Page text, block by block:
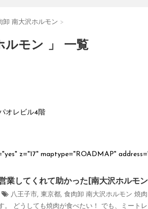
卸 南大沢ホルモン >
ルモン 」 一覧
オレビル4階
z="17" maptype="ROADMAP"
業してくれて助かった[南大沢ホルモン
八王子市 , 東京都, 食肉卸 南大沢ホルモン 焼肉
。 どうしても焼肉が食べたい！ でも、ミート